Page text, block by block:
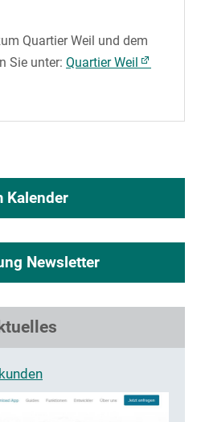
Quartier Weil und dem
Sie unter: Quartier Weil
Kalender
Newsletter